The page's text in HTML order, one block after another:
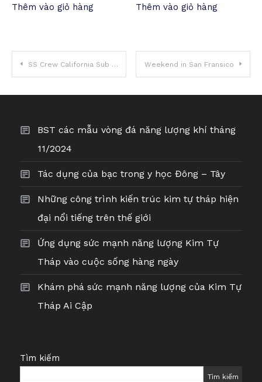
là:
tại
Thêm vào giỏ hàng Thêm vào giỏ hàng
Điều
hướng
viết
SS Crew California Sub River Island Weekend in San Fransico
BST các mẫu vòng đá năng lượng khí tháng
11/2024
Tác dụng của bạc trong y học Đông – Tây
Những công trình kiến trúc kim tự tháp hiện
đại nổi tiếng trên thế giới
Ứng dụng sức mạnh năng lượng Kim Tự
Tháp vào cuộc sống hàng ngày
Khám phá sức mạnh năng lượng của Kim Tự
Tháp Ai Cập
Tìm kiếm
Tìm kiếm